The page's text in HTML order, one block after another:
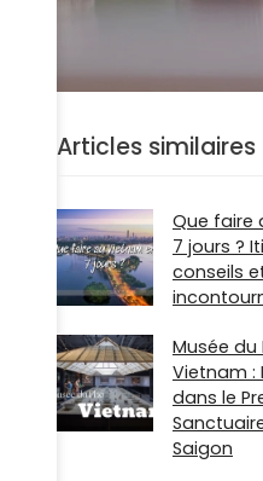
Articles similaires
Que faire
7 jours ?
conseils
Musée du
Vietnam :
dans le
Saigon